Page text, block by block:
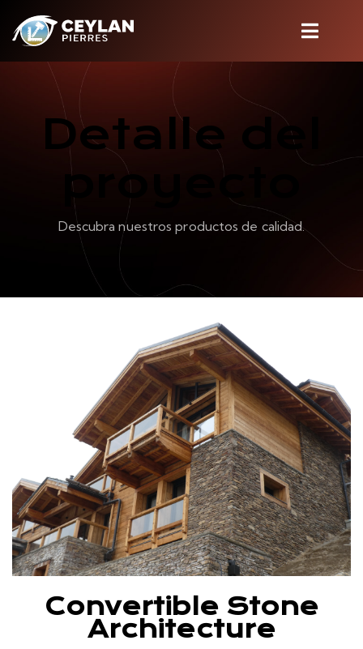
Detalle del
proyecto
Descubra nuestros productos de calidad.
Convertible Stone
Architecture